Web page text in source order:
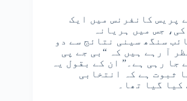
پریس کانفرنس میں ایک
جس میں ہریانہ
سنگھ سینی نتائج سے دو
آ رہے ہیں کہ “بی جے پی
جا رہی ہے۔” ان کے بقول یہ
ثبوت ہے کہ انتخابی
گیا تھا۔